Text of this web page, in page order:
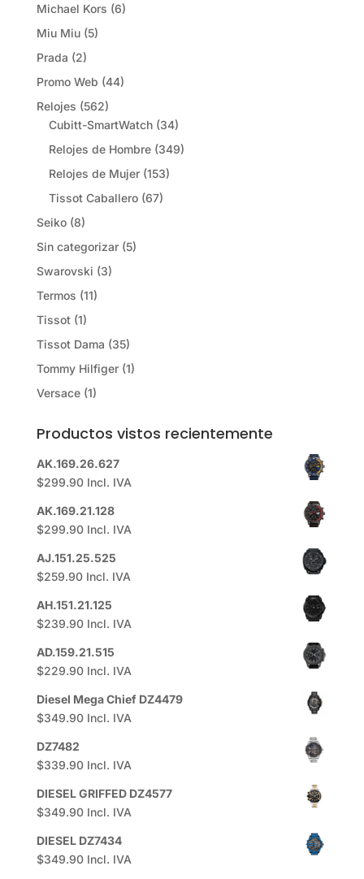
Michael Kors (6)
Miu Miu (5)
Prada (2)
Promo Web (44)
Relojes (562)
Cubitt-SmartWatch (34)
Relojes de Hombre (349)
Relojes de Mujer (153)
Tissot Caballero (67)
Seiko (8)
Sin categorizar (5)
Swarovski (3)
Termos (11)
Tissot (1)
Tissot Dama (35)
Tommy Hilfiger (1)
Versace (1)
Productos vistos recientemente
AK.169.26.627
$299.90 Incl. IVA
AK.169.21.128
$299.90 Incl. IVA
AJ.151.25.525
$259.90 Incl. IVA
AH.151.21.125
$239.90 Incl. IVA
AD.159.21.515
$229.90 Incl. IVA
Diesel Mega Chief DZ4479
$349.90 Incl. IVA
DZ7482
$339.90 Incl. IVA
DIESEL GRIFFED DZ4577
$349.90 Incl. IVA
DIESEL DZ7434
$349.90 Incl. IVA